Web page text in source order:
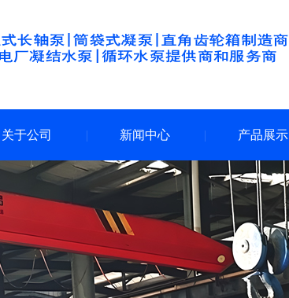
关于公司 新闻中心 产品展示